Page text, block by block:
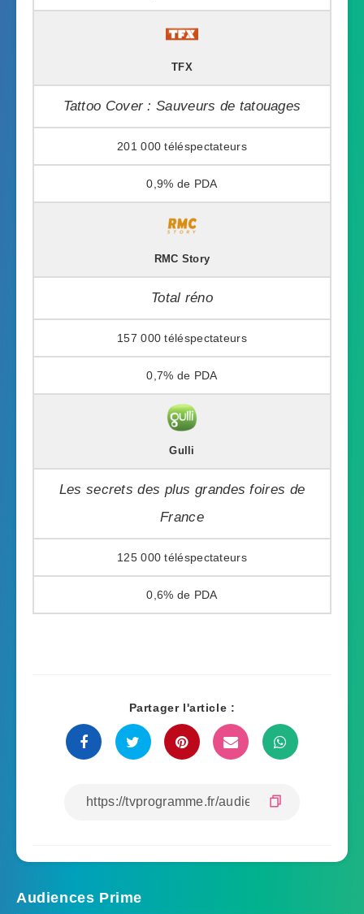
TFX
Tattoo Cover : Sauveurs de tatouages
201 000
0,9%
RMC Story
Total réno
157 000
0,7%
Gulli
Les secrets des plus grandes foires de
France
125 000
0,6%
Partager l'article :
Audiences Prime